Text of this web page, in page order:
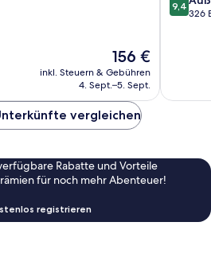
Der
Preis
beträgt
156 €
inkl. Steuern & Gebühren
4. Sept.–5. Sept.
von
9,4
326
vergleichen
Rabatte und Vorteile
für noch mehr Abenteuer!
registrieren